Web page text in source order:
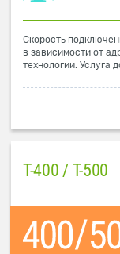
Скорость
в зависимости от
технологии. Услуга
T-400 / T-500